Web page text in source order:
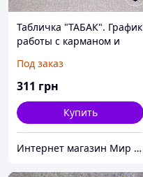
Табличка "ТАБАК". График
работы с карманом и
Под заказ
311 грн
Купить
Интернет магазин Мир стендов. Товары из Украины